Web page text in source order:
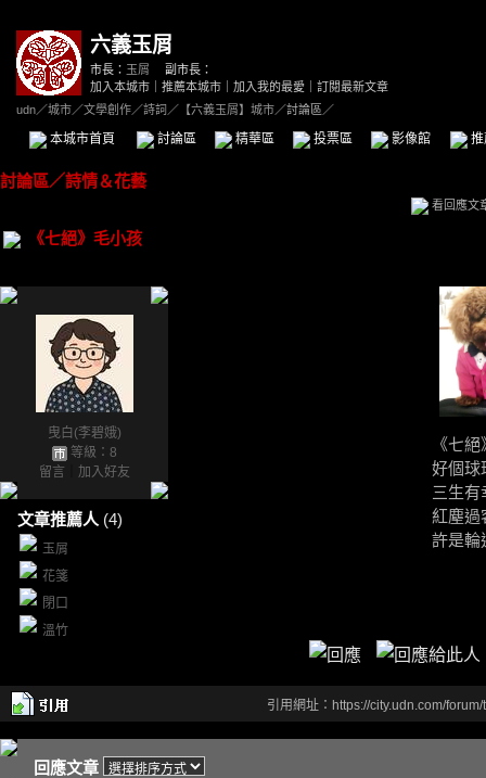
六義玉屑
市長： 玉屑
副市長：
加入本城市
推薦本城市 加入我的最愛
訂閱最新文章
udn／城市／文學創作／詩詞 ／ 【六義玉屑】城市／討論區／
本城市首頁 討論區 精華區 投票區 影像館
討論區／詩情＆花藝
看回應文
《七絕》毛小孩
曳白(李碧娥)
等級：8
留言
加入好友
文章推薦人 (4)
玉屑
花箋
閉口
溫竹
《七
好個球
三生有
紅塵過
許是輪
引用網址：https://city.udn.com/
回應文章